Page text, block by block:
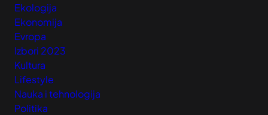
Ekologija
Ekonomija
Evropa
Izbori 2023
Kultura
Lifestyle
Nauka i tehnologija
Politika